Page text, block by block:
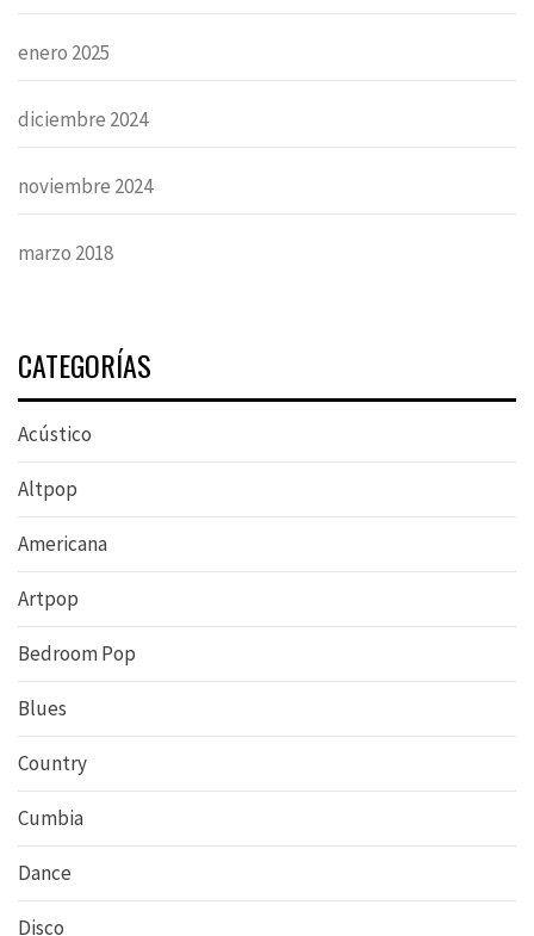
enero 2025
diciembre 2024
noviembre 2024
marzo 2018
CATEGORÍAS
Acústico
Altpop
Americana
Artpop
Bedroom Pop
Blues
Country
Cumbia
Dance
Disco